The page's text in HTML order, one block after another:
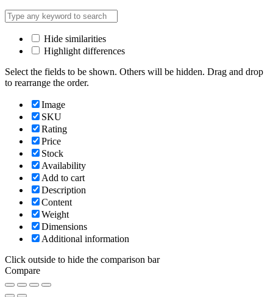
Hide similarities
Highlight differences
Select the fields to be shown. Others will be hidden. Drag and drop
to rearrange the order.
Image
SKU
Rating
Price
Stock
Availability
Add to cart
Description
Content
Weight
Dimensions
Additional information
Click outside to hide the comparison bar
Compare